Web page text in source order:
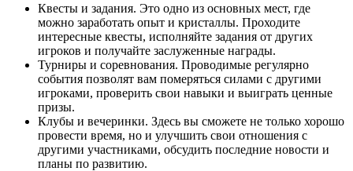
Квесты и задания. Это одно из основных мест, где
можно заработать опыт и кристаллы. Проходите
интересные квесты, исполняйте задания от других
игроков и получайте заслуженные награды.
Турниры и соревнования. Проводимые регулярно
события позволят вам померяться силами с другими
игроками, проверить свои навыки и выиграть ценные
призы.
Клубы и вечеринки. Здесь вы сможете не только хорошо
провести время, но и улучшить свои отношения с
другими участниками, обсудить последние новости и
планы по развитию.